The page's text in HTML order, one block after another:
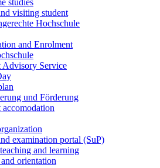
studies
visiting student
Hochschule
and Enrolment
Advisory Service
und Förderung
accomodation
examination portal (SuP)
and learning
orientation